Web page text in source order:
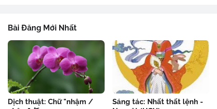
Bài Đăng Mới Nhất
Dịch thuật: Chữ "nhậm /
Sáng tác: Nhất thất lệnh -